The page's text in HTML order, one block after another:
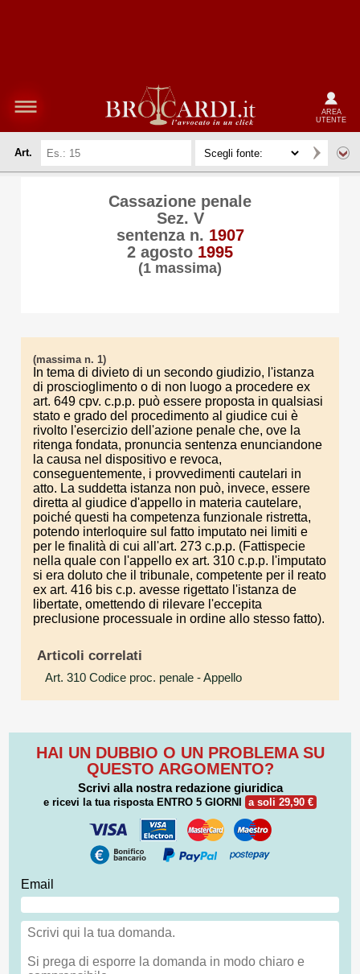
AREA
UTENTE
Art.
Cassazione penale
Sez. V
sentenza n. 1907
2 agosto 1995
(1 massima)
(massima n. 1)
In tema di divieto di un secondo giudizio, l'istanza
di proscioglimento o di non luogo a procedere ex
art. 649 cpv. c.p.p. può essere proposta in qualsiasi
stato e grado del procedimento al giudice cui è
rivolto l'esercizio dell'azione penale che, ove la
ritenga fondata, pronuncia sentenza enunciandone
la causa nel dispositivo e revoca,
conseguentemente, i provvedimenti cautelari in
atto. La suddetta istanza non può, invece, essere
diretta al giudice d'appello in materia cautelare,
poiché questi ha competenza funzionale ristretta,
potendo interloquire sul fatto imputato nei limiti e
per le finalità di cui all'art. 273 c.p.p. (Fattispecie
nella quale con l'appello ex art. 310 c.p.p. l'imputato
si era doluto che il tribunale, competente per il reato
ex art. 416 bis c.p. avesse rigettato l'istanza de
libertate, omettendo di rilevare l'eccepita
preclusione processuale in ordine allo stesso fatto).
Articoli correlati
Art. 310 Codice proc. penale - Appello
HAI UN DUBBIO O UN PROBLEMA SU
QUESTO ARGOMENTO?
Scrivi alla nostra redazione giuridica
e ricevi la tua risposta ENTRO 5 GIORNI a soli 29,90 €
Email